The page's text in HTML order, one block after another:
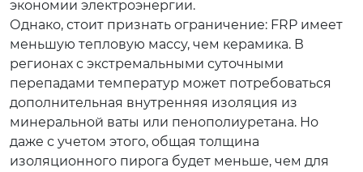
экономии электроэнергии.
Однако, стоит признать ограничение: FRP имеет
меньшую тепловую массу, чем керамика. В
регионах с экстремальными суточными
перепадами температур может потребоваться
дополнительная внутренняя изоляция из
минеральной ваты или пенополиуретана. Но
даже с учетом этого, общая толщина
изоляционного пирога будет меньше, чем для